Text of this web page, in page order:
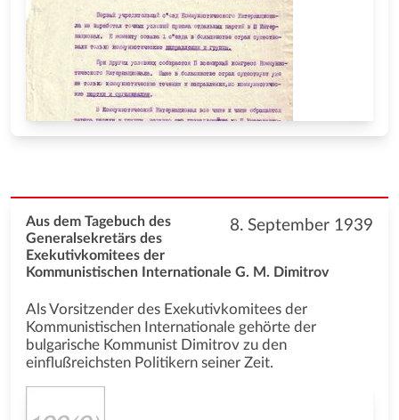
8. September 1939
Aus dem Tagebuch des
Generalsekretärs des
Exekutivkomitees der
Kommunistischen Internationale G. M. Dimitrov
Als Vorsitzender des Exekutivkomitees der
Kommunistischen Internationale gehörte der
bulgarische Kommunist Dimitrov zu den
einflußreichsten Politikern seiner Zeit.